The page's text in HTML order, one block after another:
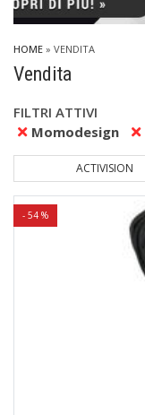
HOME » VENDITA
Vendita
FILTRI ATTIVI
Momodesign
ACTIVISION
- 54 %